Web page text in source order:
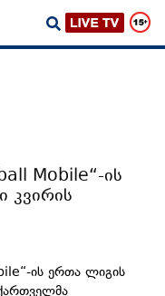
Mobile“-ის
კვირის
ის ერთა ლიგის